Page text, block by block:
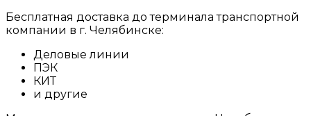
Бесплатная доставка до терминала транспортной
компании в г. Челябинске:
Деловые линии
ПЭК
КИТ
и другие